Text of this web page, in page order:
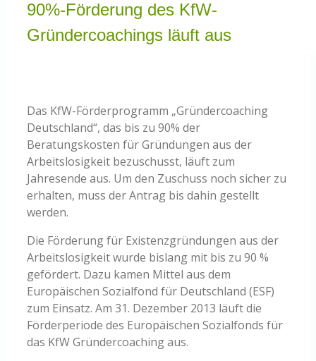
Knowledge Centered Service
Shop
90%-Förderung des KfW-
Gründercoachings läuft aus
Das KfW-Förderprogramm „Gründercoaching
Deutschland“, das bis zu 90% der
Beratungskosten für Gründungen aus der
Arbeitslosigkeit bezuschusst, läuft zum
Jahresende aus. Um den Zuschuss noch sicher zu
erhalten, muss der Antrag bis dahin gestellt
werden.
Die Förderung für Existenzgründungen aus der
Arbeitslosigkeit wurde bislang mit bis zu 90 %
gefördert. Dazu kamen Mittel aus dem
Europäischen Sozialfond für Deutschland (ESF)
zum Einsatz. Am 31. Dezember 2013 läuft die
Förderperiode des Europäischen Sozialfonds für
das KfW Gründercoaching aus.